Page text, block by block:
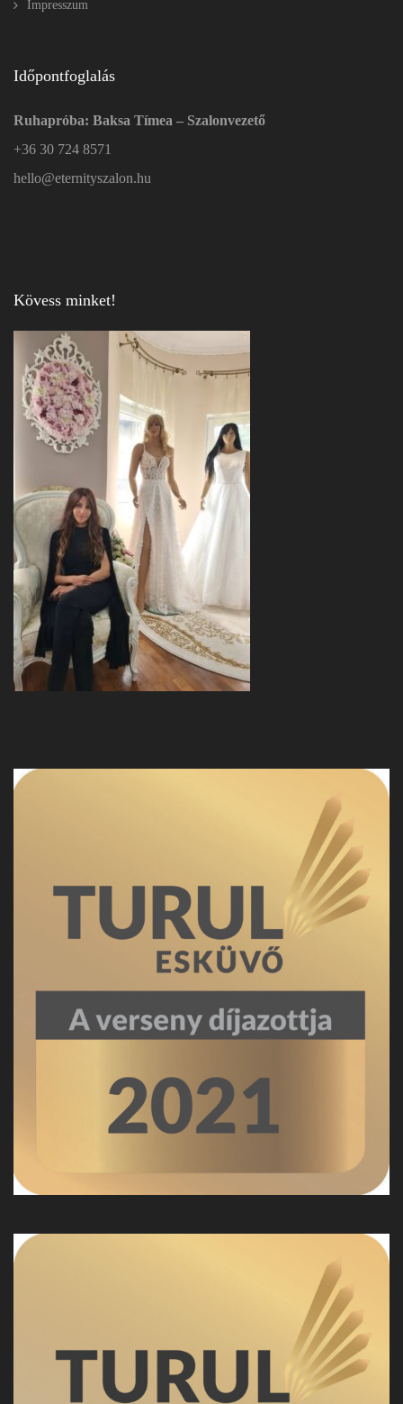
Impresszum
Időpontfoglalás
Ruhapróba: Baksa Tímea – Szalonvezető
+36 30 724 8571
hello@eternityszalon.hu
Kövess minket!